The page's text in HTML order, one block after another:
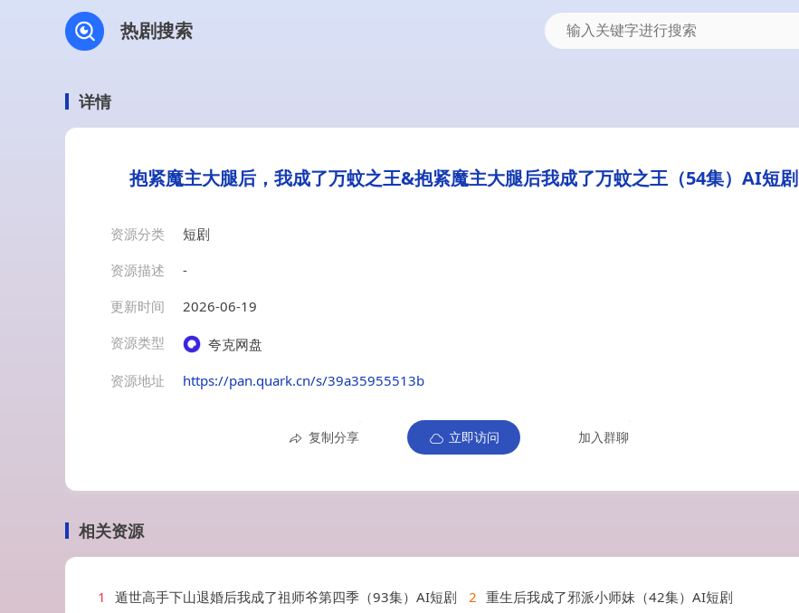
热剧搜索
详情
抱紧魔主大腿后，我成了万蚊之王&抱紧魔主大腿后我成了万蚊之王（54集）AI短剧
资源分类
短剧
资源描述
-
更新时间
2026-06-19
资源类型
夸克网盘
资源地址
https://pan.quark.cn/s/39a35955513b
复制分享 立即访问 加入群聊
相关资源
1 遁世高手下山退婚后我成了祖师爷第四季（93集）AI短剧 2 重生后我成了邪派小师妹（42集）AI短剧